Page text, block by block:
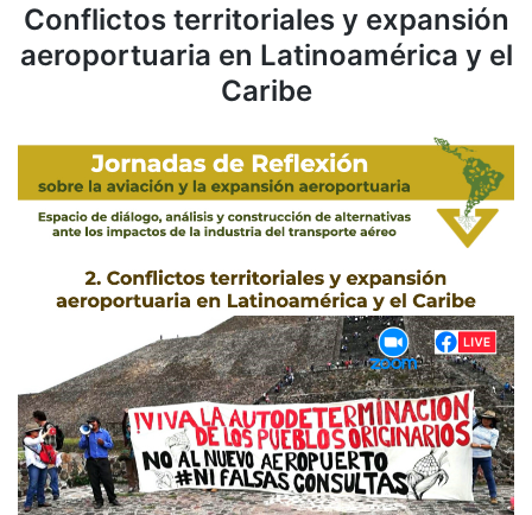
en
Conflictos territoriales y expansión
aeroportuaria en Latinoamérica y el
Caribe